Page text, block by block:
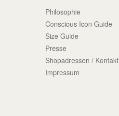
Philosophie
Conscious Icon Guide
Size Guide
Presse
Shopadressen / Kontakt
Impressum